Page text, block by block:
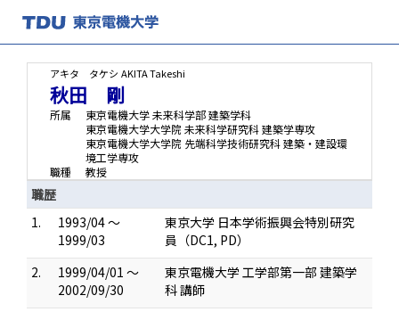
アキタ タケシ AKITA Takeshi
秋田 剛
所属
東京電機大学 未来科学部 建築学科
東京電機大学大学院 未来科学研究科 建築学専攻
東京電機大学大学院 先端科学技術研究科 建築・建設環
境工学専攻
職種
教授
職歴
1.
1993/04 ～
1999/03
東京大学 日本学術振興会特別研究
員（DC1, PD）
2.
1999/04/01 ～
2002/09/30
東京電機大学 工学部第一部 建築学
科 講師